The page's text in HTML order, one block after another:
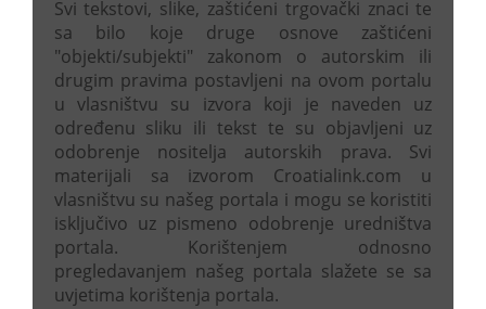
Svi tekstovi, slike, zaštićeni trgovački znaci te
sa bilo koje druge osnove zaštićeni
"objekti/subjekti" zakonom o autorskim ili
drugim pravima postavljeni na ovom portalu
u vlasništvu su izvora koji je naveden uz
određenu sliku ili tekst te su objavljeni uz
odobrenje nositelja autorskih prava. Svi
materijali sa izvorom Croatialink.com u
vlasništvu su našeg portala i mogu se koristiti
isključivo uz pismeno odobrenje uredništva
portala. Korištenjem odnosno
pregledavanjem našeg portala slažete se sa
uvjetima korištenja portala.